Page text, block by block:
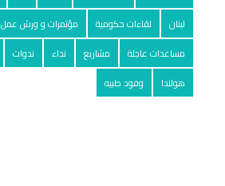
لبنان
لقاءات حكومية مؤتمرات و ورش عمل
مساعدات عاجلة
مشاريع نداء ندوات
هولندا
وفود طبيه